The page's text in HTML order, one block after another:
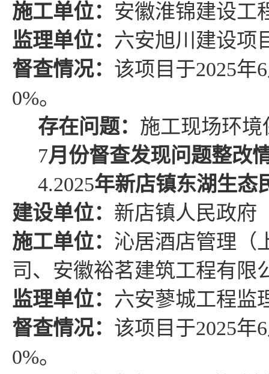
施工单位： 安徽淮锦建设工
监理单位： 六安旭川建设项
督查情况： 该项目于2025年6
0%。
存在问题： 施工现场环
7月份督查发现问题整改
4.2025年新店镇东湖生态
建设单位： 新店镇人民政府
施工单位： 沁居酒店管理（
司、安徽裕茗建筑工程有限
监理单位： 六安蓼城工程监
督查情况： 该项目于2025年6
0%。